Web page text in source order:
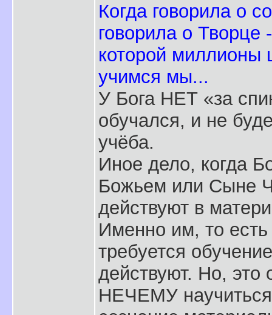
Когда говорила о
говорила о Творце
которой миллионы
учимся мы...
У Бога НЕТ «за
обучался, и не
учёба.
Иное дело, когда
Божьем или Сыне
действуют в
Именно им, то
требуется
действуют. Но, это
НЕЧЕМУ